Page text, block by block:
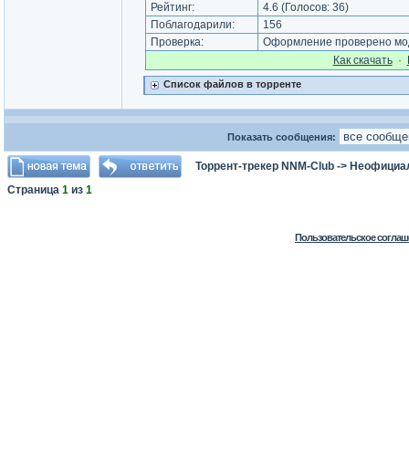
Рейтинг: 4.6 (Голосов: 36)
Поблагодарили:
156
Проверка:
Оформление проверено
Как cкачать·
Список файлов в торренте
Показать сообщения:
Торрент-трекер NNM-Club ->
Страница 1 из 1
Пользовательское